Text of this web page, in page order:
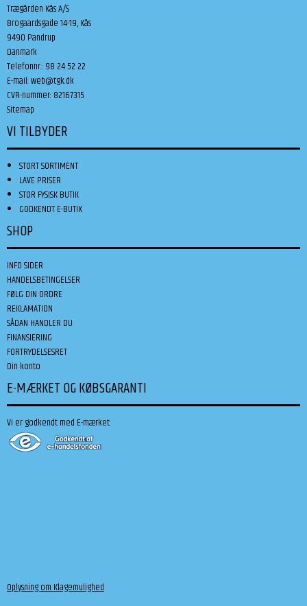
Trægården Kås A/S
Brogaardsgade 14-19, Kås
9490 Pandrup
Danmark
Telefonnr.: 98 24 52 22
E-mail:web@tgk.dk
CVR-nummer: 82167315
Sitemap
VI TILBYDER
STORT SORTIMENT
LAVE PRISER
STOR FYSISK BUTIK
GODKENDT E-BUTIK
SHOP
INFO SIDER
HANDELSBETINGELSER
FØLG DIN ORDRE
REKLAMATION
SÅDAN HANDLER DU
FINANSIERING
FORTRYDELSESRET
Din konto
E-MÆRKET OG KØBSGARANTI
Vi er godkendt med E-mærket:
Oplysning om Klagemulighed